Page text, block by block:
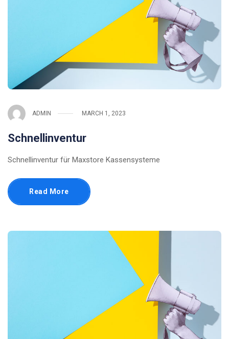
ADMIN MARCH 1, 2023
Schnellinventur
Schnellinventur für Maxstore Kassensysteme
Read More